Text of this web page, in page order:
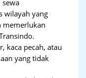
sewa
wilayah yang
memerlukan
kaca pecah, atau
yang tidak